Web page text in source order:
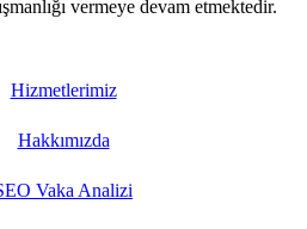
vermeye devam etmektedir.
Hizmetlerimiz
Hakkımızda
Vaka Analizi